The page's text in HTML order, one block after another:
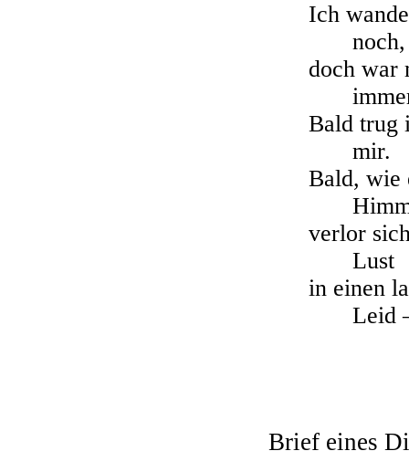
Ich
noch,
doch war
Bald trug
mir.
Bald, wie
verlor
Lust
in einen
Leid
Brief eines